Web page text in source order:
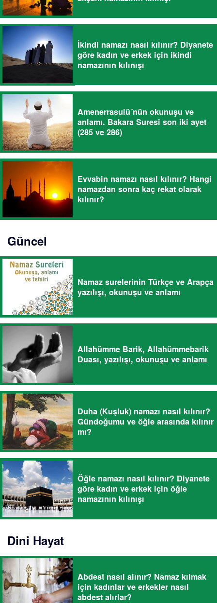
İkindi namazı nasıl kılınır? Diyanete
göre kadın ve erkek için ikindi
namazının kılınışı
Amenerrasulü´nün okunuşu ve
anlamı. Bakara Suresi son iki ayet
(285 ve 286)
Evvabin namazı nasıl kılınır? Hangi
namazdan sonra kaç rekat olarak
kılınır?
Güncel
Namaz surelerinin Türkçe ve Arapça
yazılışı, okunuşu ve anlamı
Allahümme Barik, Allahümmebarik
Duası, yazılışı, okunuşu ve anlamı
Duha (Kuşluk) namazı nasıl kılınır?
Gündoğumu ve öğle arasında kılınır
mı?
Öğle namazı nasıl kılınır? Diyanete
göre kadın ve erkek için öğle
namazının kılınışı
Dini Hayat
Abdest nasıl alınır? Namaz kılmak
için kadınlar ve erkekler nasıl
abdest alırlar?